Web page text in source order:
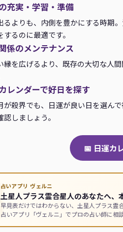
充実・学習・準備
るよりも、内側を豊かにする時期
するのに最適です。
係のメンテナンス
縁を広げるより、既存の大切な人
レンダーで好日を探す
が殺界でも、日運が良い日を選ん
認しましょう。
📅 日運カ
占いアプリ ヴェルニ
土星人プラス霊合星人のあなたへ、
早見表だけではわからない、土星人プラス霊
占いアプリ「ヴェルニ」でプロの占い師に相